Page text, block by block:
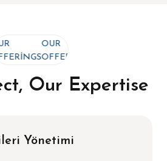
OFFERINGS
Our Expertise
Yönetimi